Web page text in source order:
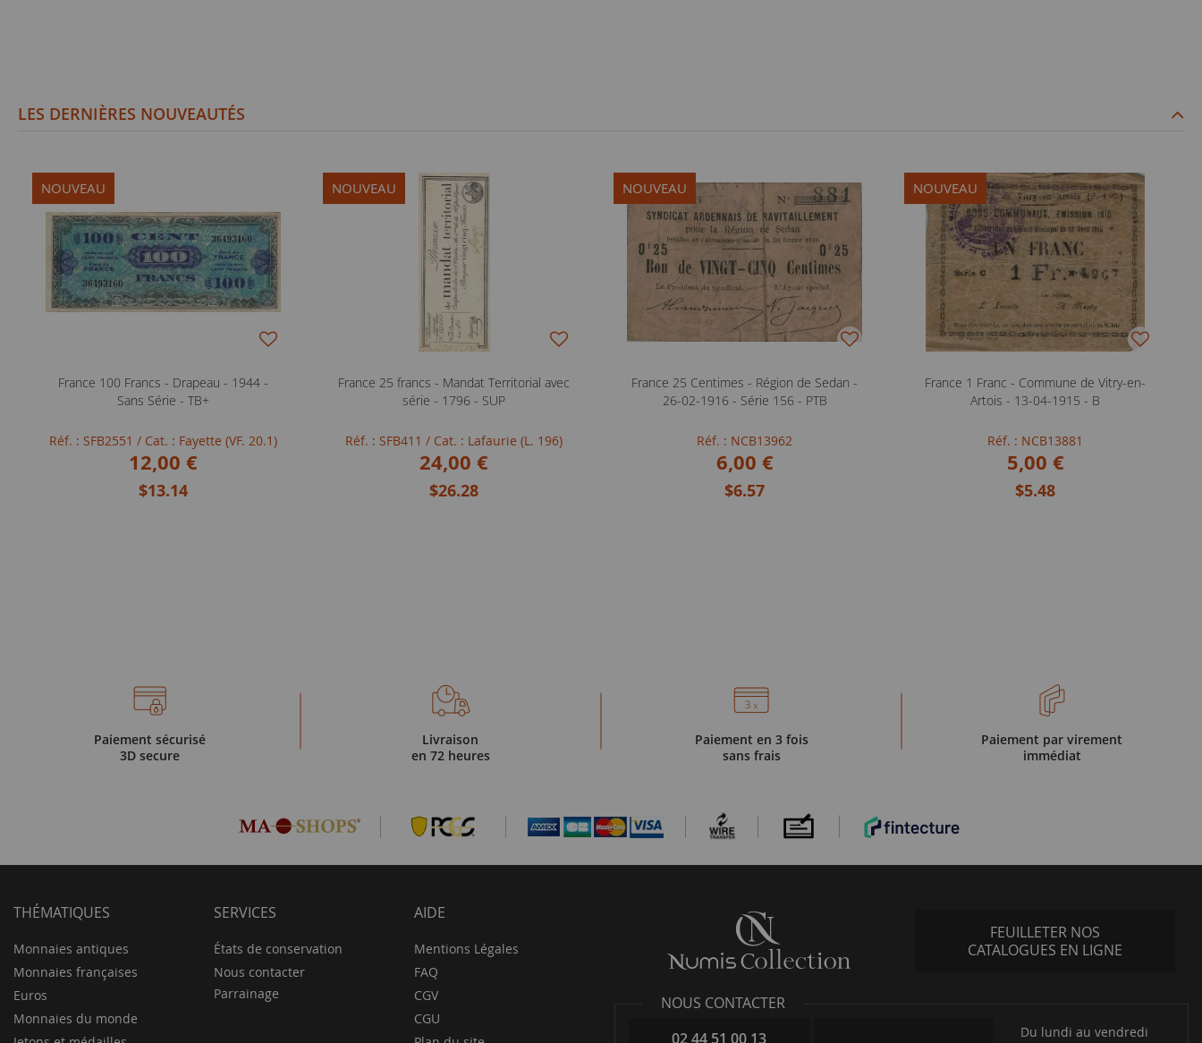
LES DERNIÈRES NOUVEAUTÉS
NOUVEAU
France 100 Francs - Drapeau - 1944 -
Sans Série - TB+
Réf. : SFB2551 / Cat. : Fayette (VF. 20.1)
12,00 €
$13.14
NOUVEAU
France 25 francs - Mandat Territorial avec
série - 1796 - SUP
Réf. : SFB411 / Cat. : Lafaurie (L. 196)
24,00 €
$26.28
NOUVEAU
France 25 Centimes - Région de Sedan -
26-02-1916 - Série 156 - PTB
Réf. : NCB13962
6,00 €
$6.57
NOUVEAU
France 1 Franc - Commune de Vitry-en-
Artois - 13-04-1915 - B
Réf. : NCB13881
5,00 €
$5.48
Paiement sécurisé
3D secure
Livraison
en 72 heures
Paiement en 3 fois
sans frais
Paiement par virement
immédiat
THÉMATIQUES
Monnaies antiques
Monnaies françaises
Euros
Monnaies du monde
SERVICES
États de conservation
Nous contacter
Parrainage
AIDE
Mentions Légales
FAQ
CGV
CGU
FEUILLETER NOS
CATALOGUES EN LIGNE
NOUS CONTACTER
02 44 51 00 13
Du lundi au vendredi